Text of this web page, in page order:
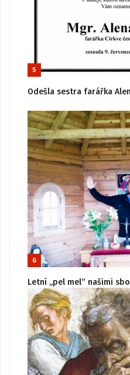
5
Odešla sestra farářka
6
Letní „pel mel“ našimi